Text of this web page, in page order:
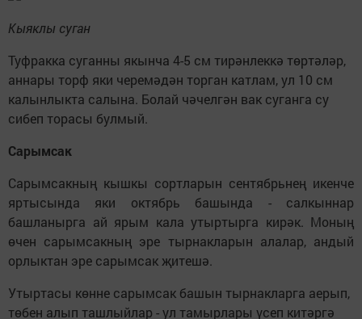
Кыяклы суган
Туфракка суганны якынча 4-5 см тирәнлеккә төртәләр,
аннары торф яки черемәдән торган катлам, ул 10 см
калынлыкта салына. Болай чәчелгән вак суганга су
сибеп торасы булмый.
Сарымсак
Сарымсакның кышкы сортларын сентябрьнең икенче
яртысында яки октябрь башында - салкыннар
башланырга ай ярым кала утыртырга кирәк. Моның
өчен сарымсакның эре тырнакларын алалар, андый
орлыктан эре сарымсак җитешә.
Утыртасы көнне сарымсак башын тырнакларга аерып,
төбен алып ташлыйлар - ул тамырлары үсеп китәргә